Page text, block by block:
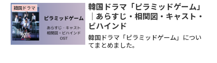
韓国ドラマ
韓国ドラマ「ピラミッドゲーム」
｜あらすじ・相関図・キャスト・
ビハインド
韓国ドラマ「ピラミッドゲーム」につい
てまとめました。